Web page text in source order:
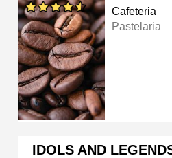
Cafeteria
Pastelaria
IDOLS AND